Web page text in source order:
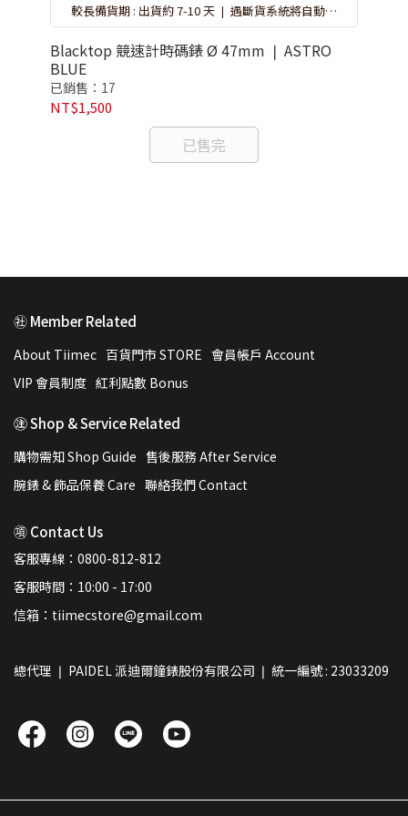
較長備貨期 : 出貨約 7-10 天 ❘ 遇斷貨系統將自動取
消訂單，再請重新選購 ❘ 錶盒隨機搭贈不挑款 ❘ 特
價品恕無保固
Blacktop 競速計時碼錶 Ø 47mm ❘ ASTRO
BLUE
已銷售：17
NT$1,500
已售完
㊓ Member Related
About Tiimec 百貨門市 STORE 會員帳戶 Account
VIP 會員制度 紅利點數 Bonus
㊟ Shop & Service Related
購物需知 Shop Guide 售後服務 After Service
腕錶 & 飾品保養 Care 聯絡我們 Contact
㊠ Contact Us
客服專線：0800-812-812
客服時間：10:00 - 17:00
信箱：tiimecstore@gmail.com
總代理 ❘ PAIDEL 派迪爾鐘錶股份有限公司 ❘ 統一編號 : 23033209